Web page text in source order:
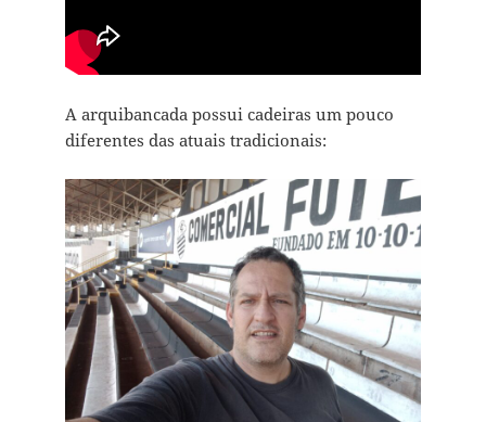
A arquibancada possui cadeiras um pouco
diferentes das atuais tradicionais: